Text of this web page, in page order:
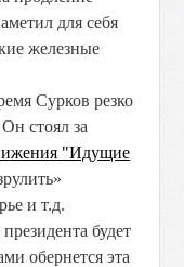
для себя
железные
Сурков резко
стоял за
"Идущие
и т.д.
будет
обернется эта